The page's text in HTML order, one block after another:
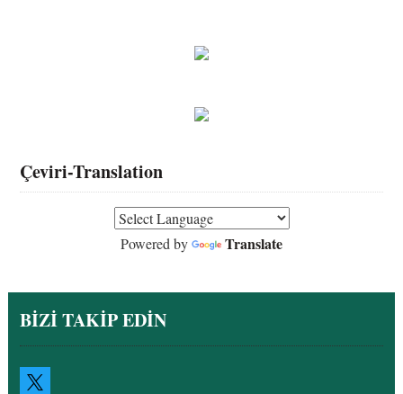
Çeviri-Translation
Powered by Translate
BİZİ TAKİP EDİN